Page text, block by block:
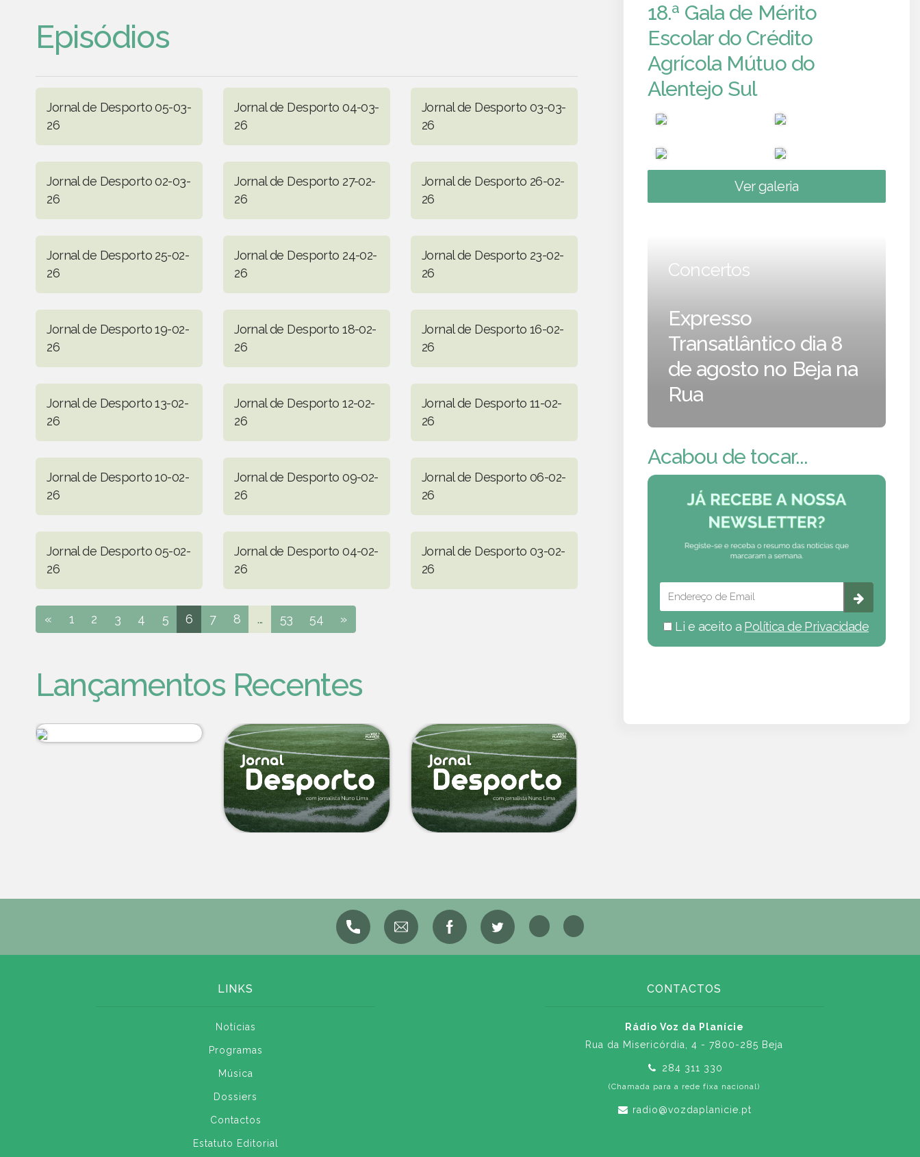
Episódios
Jornal de Desporto 05-03-
26
Jornal de Desporto 04-03-
26
Jornal de Desporto 03-03-
26
Jornal de Desporto 02-03-
26
Jornal de Desporto 27-02-
26
Jornal de Desporto 26-02-
26
Jornal de Desporto 25-02-
26
Jornal de Desporto 24-02-
26
Jornal de Desporto 23-02-
26
Jornal de Desporto 19-02-
26
Jornal de Desporto 18-02-
26
Jornal de Desporto 16-02-
26
Jornal de Desporto 13-02-
26
Jornal de Desporto 12-02-
26
Jornal de Desporto 11-02-
26
Jornal de Desporto 10-02-
26
Jornal de Desporto 09-02-
26
Jornal de Desporto 06-02-
26
Jornal de Desporto 05-02-
26
Jornal de Desporto 04-02-
26
Jornal de Desporto 03-02-
26
« 1 2 3 4 5 6 7 8 ... 53 54 »
Lançamentos Recentes
18.ª Gala de Mérito
Escolar do Crédito
Agrícola Mútuo do
Alentejo Sul
Ver galeria
Concertos
Expresso
Transatlântico dia 8
de agosto no Beja na
Rua
Acabou de tocar...
Li e aceito a Política de Privacidade
LINKS
Notícias
Programas
Música
Dossiers
Contactos
Estatuto Editorial
CONTACTOS
Rádio Voz da Planície
Rua da Misericórdia, 4 - 7800-285 Beja
284 311 330
(Chamada para a rede fixa nacional)
radio@vozdaplanicie.pt